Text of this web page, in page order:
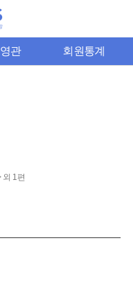
관 회원통계
외 1편